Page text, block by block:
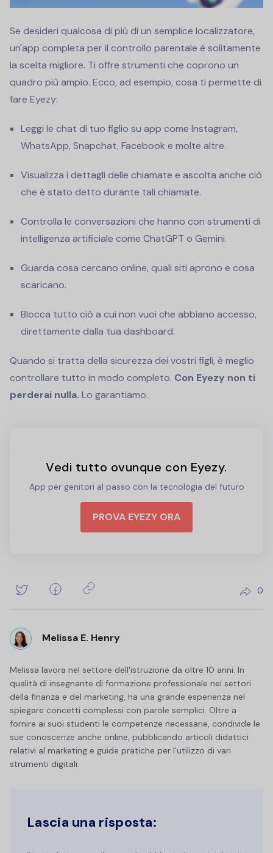
Se desideri qualcosa di più di un semplice localizzatore,
un'app completa per il controllo parentale è solitamente
la scelta migliore. Ti offre strumenti che coprono un
quadro più ampio. Ecco, ad esempio, cosa ti permette di
fare Eyezy:
Leggi le chat di tuo figlio su app come Instagram,
WhatsApp, Snapchat, Facebook e molte altre.
Visualizza i dettagli delle chiamate e ascolta anche ciò
che è stato detto durante tali chiamate.
Controlla le conversazioni che hanno con strumenti di
intelligenza artificiale come ChatGPT o Gemini.
Guarda cosa cercano online, quali siti aprono e cosa
scaricano.
Blocca tutto ciò a cui non vuoi che abbiano accesso,
direttamente dalla tua dashboard.
Quando si tratta della sicurezza dei vostri figli, è meglio
controllare tutto in modo completo. Con Eyezy non ti
perderai nulla. Lo garantiamo.
Vedi tutto ovunque con Eyezy.
App per genitori al passo con la tecnologia del futuro
PROVA EYEZY ORA
0
Melissa E. Henry
Melissa lavora nel settore dell'istruzione da oltre 10 anni. In
qualità di insegnante di formazione professionale nei settori
della finanza e del marketing, ha una grande esperienza nel
spiegare concetti complessi con parole semplici. Oltre a
fornire ai suoi studenti le competenze necessarie, condivide le
sue conoscenze anche online, pubblicando articoli didattici
relativi al marketing e guide pratiche per l'utilizzo di vari
strumenti digitali.
Lascia una risposta: